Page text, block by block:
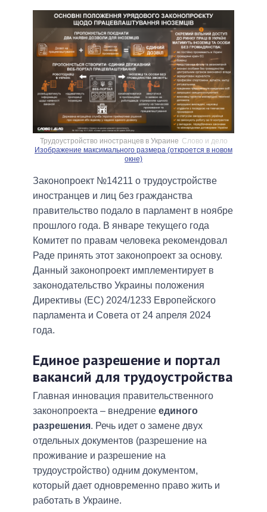
Трудоустройство иностранцев в Украине Слово и дело
Изображение максимального размера (откроется в новом
окне)
Законопроект №14211 о трудоустройстве
иностранцев и лиц без гражданства
правительство подало в парламент в ноябре
прошлого года. В январе текущего года
Комитет по правам человека рекомендовал
Раде принять этот законопроект за основу.
Данный законопроект имплементирует в
законодательство Украины положения
Директивы (ЕС) 2024/1233 Европейского
парламента и Совета от 24 апреля 2024
года.
Единое разрешение и портал
вакансий для трудоустройства
Главная инновация правительственного
законопроекта – внедрение единого
разрешения. Речь идет о замене двух
отдельных документов (разрешение на
проживание и разрешение на
трудоустройство) одним документом,
который дает одновременно право жить и
работать в Украине.